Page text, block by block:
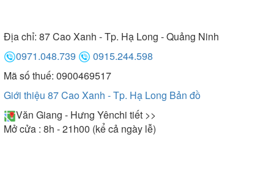
Địa chỉ: 87 Cao Xanh - Tp. Hạ Long - Quảng Ninh
0971.048.739
0915.244.598
Mã số thuế: 0900469517
Giới thiệu 87 Cao Xanh - Tp. Hạ Long Bản đồ
Văn Giang - Hưng Yênchi tiết >>
Mở cửa : 8h - 21h00 (kể cả ngày lễ)